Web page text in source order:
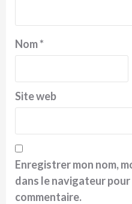
Nom*
Site web
Enregistrer mon nom,
dans le navigateur
commentaire.